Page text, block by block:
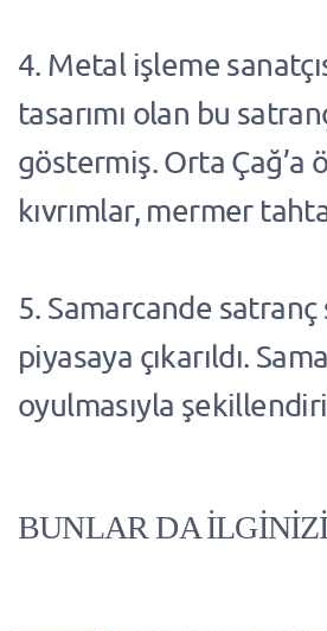
4. Metal işleme
tasarımı olan bu
göstermiş. Orta Çağ’a
kıvrımlar, mermer
5. Samarcande
piyasaya çıkarıldı.
oyulmasıyla
BUNLAR DA